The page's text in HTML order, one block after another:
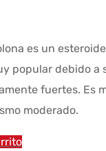
es un esteroide
popular debido a
fuertes. Es
moderado.